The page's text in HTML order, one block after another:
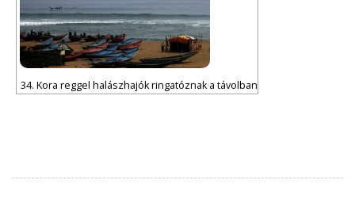
34. Kora reggel halászhajók ringatóznak a távolban